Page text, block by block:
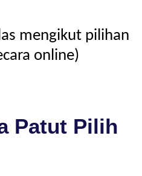
mengikut pilihan
online)
Patut Pilih